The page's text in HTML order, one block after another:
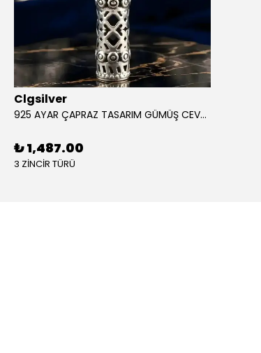
Clgsilver
925 AYAR ÇAPRAZ TASARIM GÜMÜŞ CEVŞEN
₺ 1,487.00
3 ZİNCİR TÜRÜ